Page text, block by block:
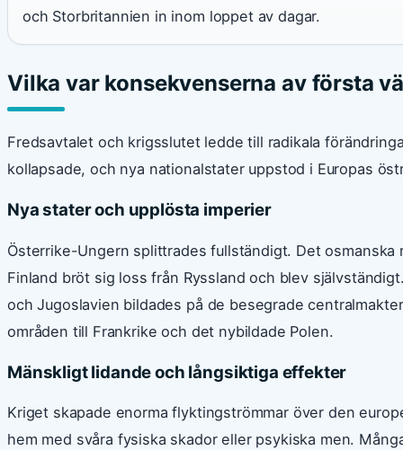
och Storbritannien in inom loppet av dagar.
Vilka var konsekvenserna av första
Fredsavtalet och krigsslutet ledde till radikala
kollapsade, och nya nationalstater uppstod i Europas
Nya stater och upplösta imperier
Österrike-Ungern splittrades fullständigt. Det
Finland bröt sig loss från Ryssland och blev
och Jugoslavien bildades på de besegrade
områden till Frankrike och det nybildade Polen.
Mänskligt lidande och långsiktiga effekter
Kriget skapade enorma flyktingströmmar över den
hem med svåra fysiska skador eller psykiska men.